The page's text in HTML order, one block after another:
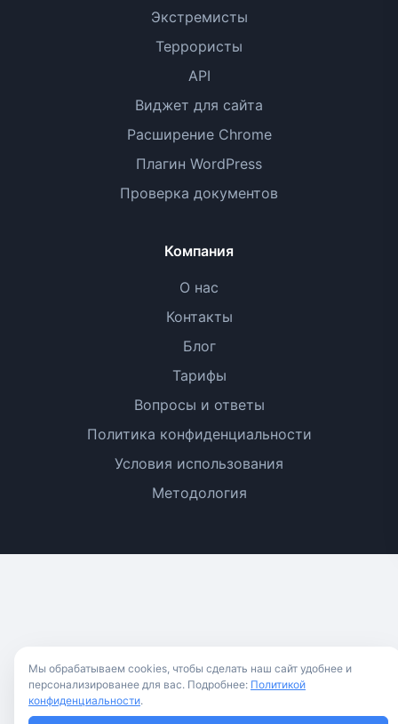
Экстремисты
Террористы
API
Виджет для сайта
Расширение Chrome
Плагин WordPress
Проверка документов
Компания
О нас
Контакты
Блог
Тарифы
Вопросы и ответы
Политика конфиденциальности
Условия использования
Методология
Мы обрабатываем cookies, чтобы сделать наш сайт удобнее и
персонализированее для вас. Подробнее: Политикой
конфиденциальности.